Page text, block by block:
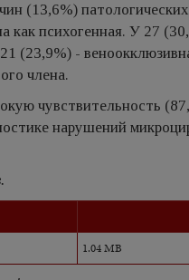
(13,6%)
психогенная. У 27
(23,9%) -
члена.
чувствительность
нарушений
1.04 MB